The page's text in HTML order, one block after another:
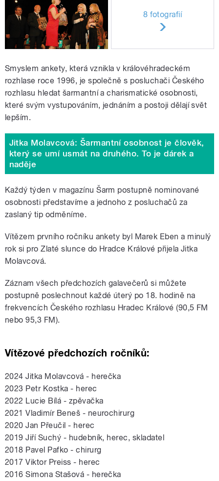
8 fotografií
Smyslem ankety, která vznikla v královéhradeckém
rozhlase roce 1996, je společně s posluchači Českého
rozhlasu hledat šarmantní a charismatické osobnosti,
které svým vystupováním, jednáním a postoji dělají svět
lepším.
Jitka Molavcová: Šarmantní osobnost je člověk,
který se umí usmát na druhého. To je dárek a
naděje
Každý týden v magazínu Šarm postupně nominované
osobnosti představíme a jednoho z posluchačů za
zaslaný tip odměníme.
Vítězem prvního ročníku ankety byl Marek Eben a minulý
rok si pro Zlaté slunce do Hradce Králové přijela Jitka
Molavcová.
Záznam všech předchozích galavečerů si můžete
postupně poslechnout každé úterý po 18. hodině na
frekvencích Českého rozhlasu Hradec Králové (90,5 FM
nebo 95,3 FM).
Vítězové předchozích ročníků:
2024 Jitka Molavcová - herečka
2023 Petr Kostka - herec
2022 Lucie Bílá - zpěvačka
2021 Vladimír Beneš - neurochirurg
2020 Jan Přeučil - herec
2019 Jiří Suchý - hudebník, herec, skladatel
2018 Pavel Pafko - chirurg
2017 Viktor Preiss - herec
2016 Simona Stašová - herečka